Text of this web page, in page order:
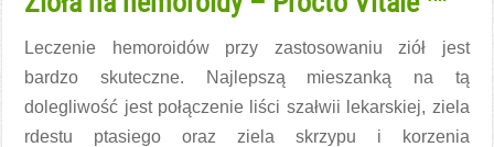
Leczenie hemoroidów przy zastosowaniu ziół jest
bardzo skuteczne. Najlepszą mieszanką na tą
dolegliwość jest połączenie liści szałwii lekarskiej, ziela
rdestu ptasiego oraz ziela skrzypu i korzenia